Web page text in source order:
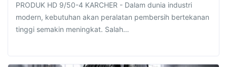
PRODUK HD 9/50-4 KARCHER - Dalam dunia industri
modern, kebutuhan akan peralatan pembersih bertekanan
tinggi semakin meningkat. Salah…